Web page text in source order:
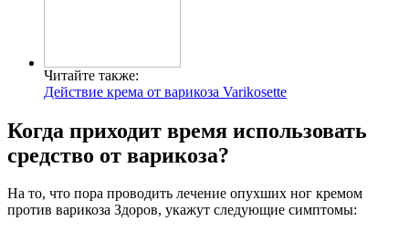
Читайте также:
Действие крема от варикоза Varikosette
Когда приходит время использовать
средство от варикоза?
На то, что пора проводить лечение опухших ног кремом
против варикоза Здоров, укажут следующие симптомы: